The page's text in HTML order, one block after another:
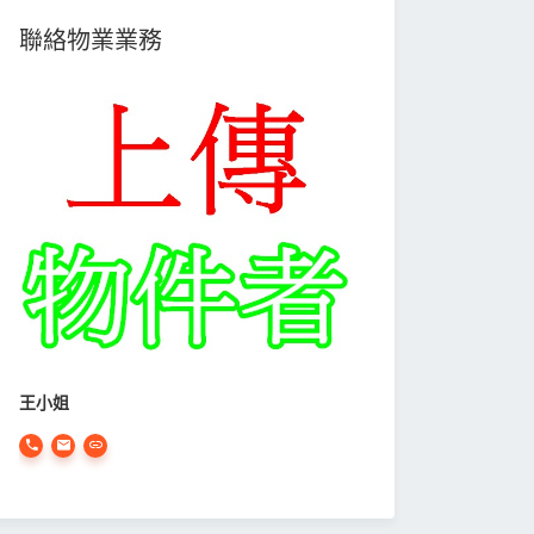
聯絡物業業務
王小姐